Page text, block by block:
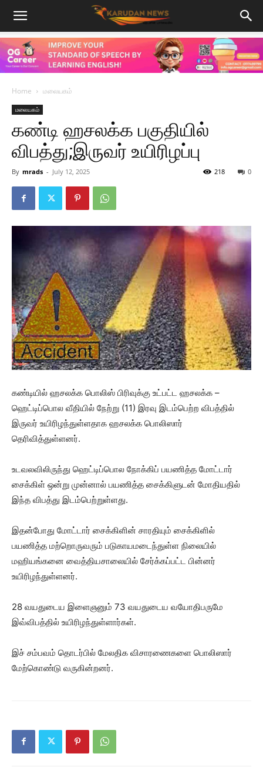
Home மலையகம்
மலையகம்
கண்டி ஹசலக்க பகுதியில்
விபத்து;இருவர் உயிரிழப்பு
By mrads - July 12, 2025 0
218
கண்டியில் ஹசலக்க பொலிஸ் பிரிவுக்கு உட்பட்ட ஹசலக்க –
ஹெட்டிப்பொல வீதியில் நேற்று (11) இரவு இடம்பெற்ற விபத்தில்
இருவர் உயிரிழந்துள்ளதாக ஹசலக்க பொலிஸார்
தெரிவித்துள்ளனர்.
உடவலவிலிருந்து ஹெட்டிப்பொல நோக்கிப் பயணித்த மோட்டார்
சைக்கிள் ஒன்று முன்னால் பயணித்த சைக்கிளுடன் மோதியதில்
இந்த விபத்து இடம்பெற்றுள்ளது.
இதன்போது மோட்டார் சைக்கிளின் சாரதியும் சைக்கிளில்
பயணித்த மற்றொருவரும் படுகாயமடைந்துள்ள நிலையில்
மஹியங்கனை வைத்தியசாலையில் சேர்க்கப்பட்ட பின்னர்
உயிரிழந்துள்ளனர்.
28 வயதுடைய இளைஞனும் 73 வயதுடைய வயோதிபருமே
இவ்விபத்தில் உயிரிழந்துள்ளார்கள்.
இச் சம்பவம் தொடர்பில் மேலதிக விசாரணைகளை பொலிஸார்
மேற்கொண்டு வருகின்றனர்.